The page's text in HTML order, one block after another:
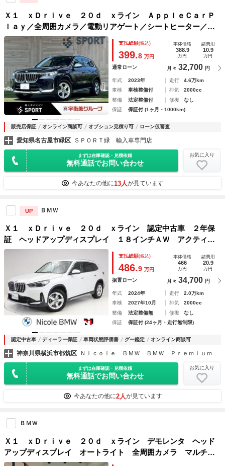
Ｘ１ ｘＤｒｉｖｅ ２０ｄ ｘライン ＡｐｐｌｅＣａｒＰ
ｌａｙ／全周囲カメラ／電動リアゲート／シートヒーター／メ
モリー付きパワーシート／ブラインドスポットモニター／アク
ティブクルーズコントロール／ワイヤレス充電／クリアランス
ソナー
支払総額(税込)
399.8 万円
本体価格
388.9
万円
諸費用
10.9
万円
通常ローン 月々 32,700 円
年式 2023年 走行
4.6万km
車検
車検整備付 排気
2000cc
整備
法定整備付 修復
なし
保証
保証付 (1ヶ月・1000km)
販売店保証 オンライン商談可 オプション見積り可 ローン仮審査
愛知県名古屋市緑区 ＳＰＯＲＴ緑 輸入車専門店
まずは在庫確認・見積依頼
無料通話でお問い合わせ
お気に入り
今あなたの他に13人が見ています
UP ＢＭＷ
Ｘ１ ｘＤｒｉｖｅ ２０ｄ ｘライン 認定中古車 ２年保
証 ヘッドアップディスプレイ １８インチＡＷ アクティブ
クルーズコントロール 全周囲カメラ アダプティブＬＥＤ
衝突軽減 車線逸脱 ＵＳＢ 電動リヤゲート フロントシー
トヒーター
支払総額(税込)
486.9 万円
本体価格
466
万円
諸費用
20.9
万円
据置ローン 月々 34,700 円
年式 2024年 走行
2.0万km
車検
2027年10月 排気
2000cc
整備
法定整備無 修復
なし
保証
保証付 (24ヶ月・走行無制限)
認定中古車 ディーラー保証 車両状態評価書 グー鑑定 オンライン商談可
神奈川県横浜市都筑区 Ｎｉｃｏｌｅ ＢＭＷ ＢＭＷ Ｐｒｅｍｉｕｍ Ｓｅｌｅｃｔｉｏｎ 横浜港北 ニコル・カーズ（同）
まずは在庫確認・見積依頼
無料通話でお問い合わせ
お気に入り
今あなたの他に2人が見ています
ＢＭＷ
Ｘ１ ｘＤｒｉｖｅ ２０ｄ ｘライン デモレンタ ヘッド
アップディスプレイ オートライト 全周囲カメラ マルチフ
ァンクションステアリング アンビエントライト シートヒー